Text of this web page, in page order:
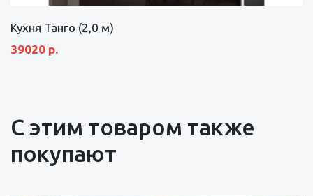
Кухня Танго (2,0 м)
39020 р.
С этим товаром также
покупают